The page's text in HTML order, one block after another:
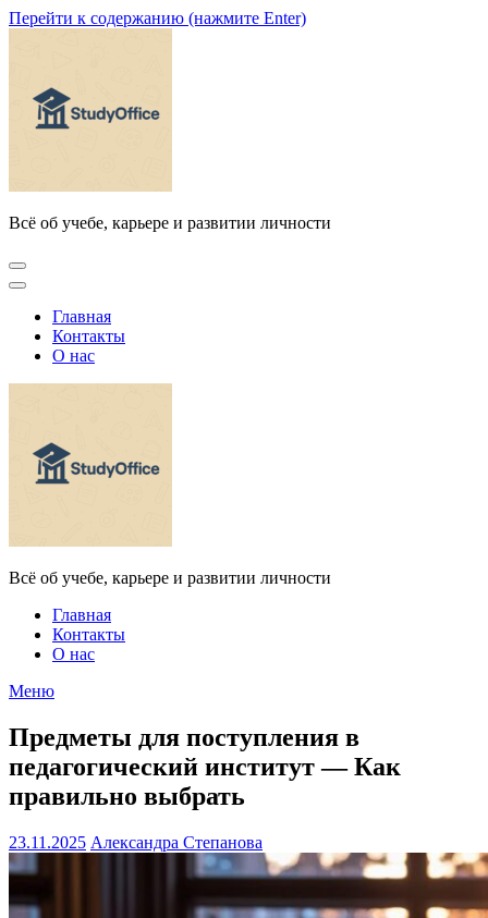
Перейти к содержанию (нажмите Enter)
Всё об учебе, карьере и развитии личности
Главная
Контакты
О нас
Всё об учебе, карьере и развитии личности
Главная
Контакты
О нас
Меню
Предметы для поступления в
педагогический институт — Как
правильно выбрать
23.11.2025 Александра Степанова